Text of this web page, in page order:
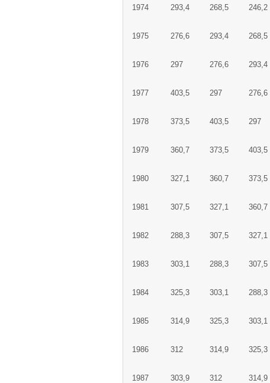
1974 293,4 268,5 246,2
1975 276,6 293,4 268,5
1976 297 276,6 293,4
1977 403,5 297 276,6
1978 373,5 403,5 297
1979 360,7 373,5 403,5
1980 327,1 360,7 373,5
1981 307,5 327,1 360,7
1982 288,3 307,5 327,1
1983 303,1 288,3 307,5
1984 325,3 303,1 288,3
1985 314,9 325,3 303,1
1986 312 314,9 325,3
1987 303,9 312 314,9